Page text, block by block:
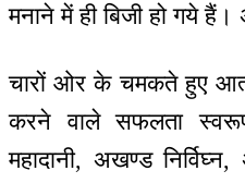
मनाने में ही बिजी हो गये हैं।
चारों ओर के चमकते हुए
करने वाले सफलता
महादानी, अखण्ड